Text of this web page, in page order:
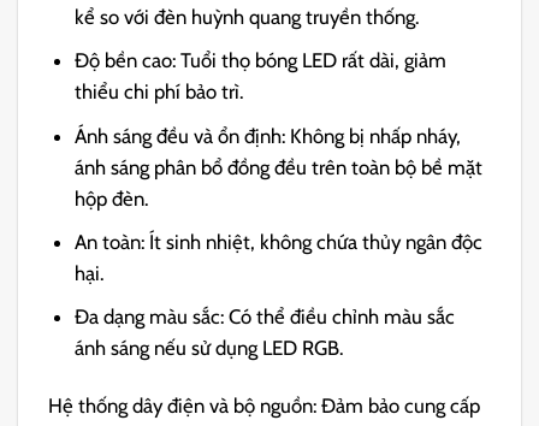
kể so với đèn huỳnh quang truyền thống.
Độ bền cao: Tuổi thọ bóng LED rất dài, giảm
thiểu chi phí bảo trì.
Ánh sáng đều và ổn định: Không bị nhấp nháy,
ánh sáng phân bổ đồng đều trên toàn bộ bề mặt
hộp đèn.
An toàn: Ít sinh nhiệt, không chứa thủy ngân độc
hại.
Đa dạng màu sắc: Có thể điều chỉnh màu sắc
ánh sáng nếu sử dụng LED RGB.
Hệ thống dây điện và bộ nguồn: Đảm bảo cung cấp